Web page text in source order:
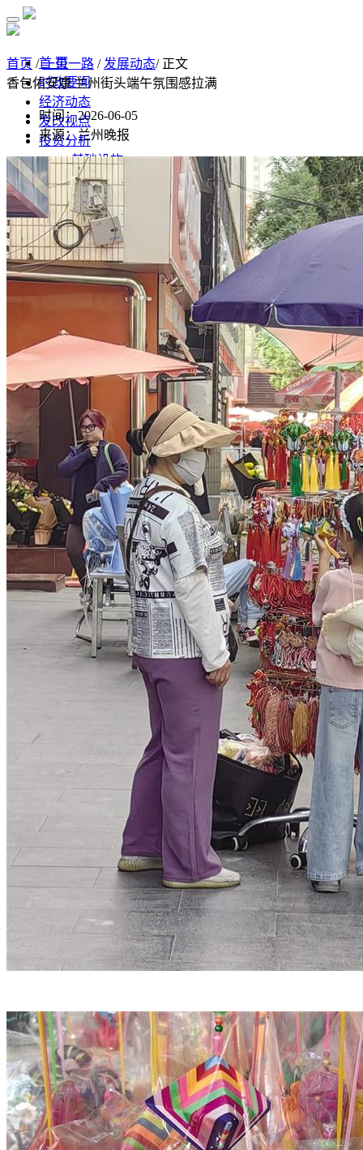
首 页
时政要闻
经济动态
发改视点
投资分析
基础设施
制造业
房地产
监测预测
经济监测分析
监测数据汇总
经济数据
统计公报
水利
污染防治
文化旅游
生态修复
产业发展
甘肃招标
公开招标
中标公示
竞争性磋商/谈判
废标终止
更正公告
其他公告
单一来源公示
一带一路
丝路新闻
丝路文化
发展动态
发展规划
研究院动态
首页 /一带一路 / 发展动态/ 正文
香包佑安康 兰州街头端午氛围感拉满
时间：2026-06-05
来源：兰州晚报